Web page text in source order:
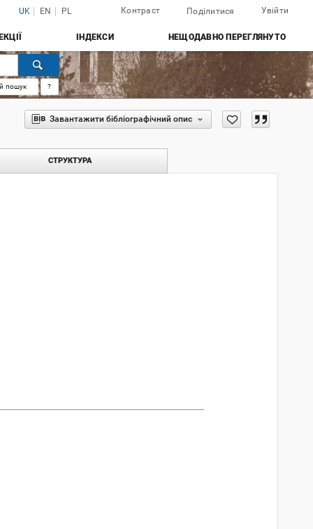
UK EN PL Контраст Поділитися Увійти
ІНДЕКСИ НЕЩОДАВНО ПЕРЕГЛЯНУТО
пошук ?
Завантажити бібліографічний опис
СТРУКТУРА